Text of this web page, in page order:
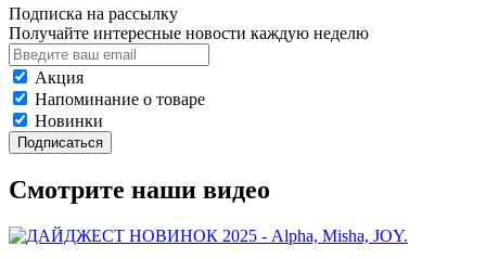
Подписка на рассылку
Получайте интересные новости каждую неделю
Акция
Напоминание о товаре
Новинки
Подписаться
Смотрите наши видео